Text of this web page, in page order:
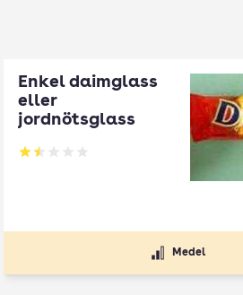
Enkel daimglass
eller
jordnötsglass
Betyg: 1.5 av 5
Medel